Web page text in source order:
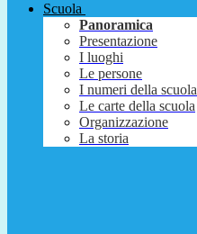
Scuola
Panoramica
Presentazione
I luoghi
Le persone
I numeri della scuola
Le carte della scuola
Organizzazione
La storia